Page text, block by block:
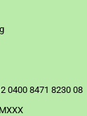
0400 8471 8230 08